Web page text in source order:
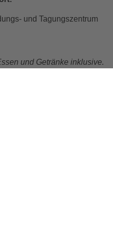
und Tagungszentrum
und Getränke inklusive.